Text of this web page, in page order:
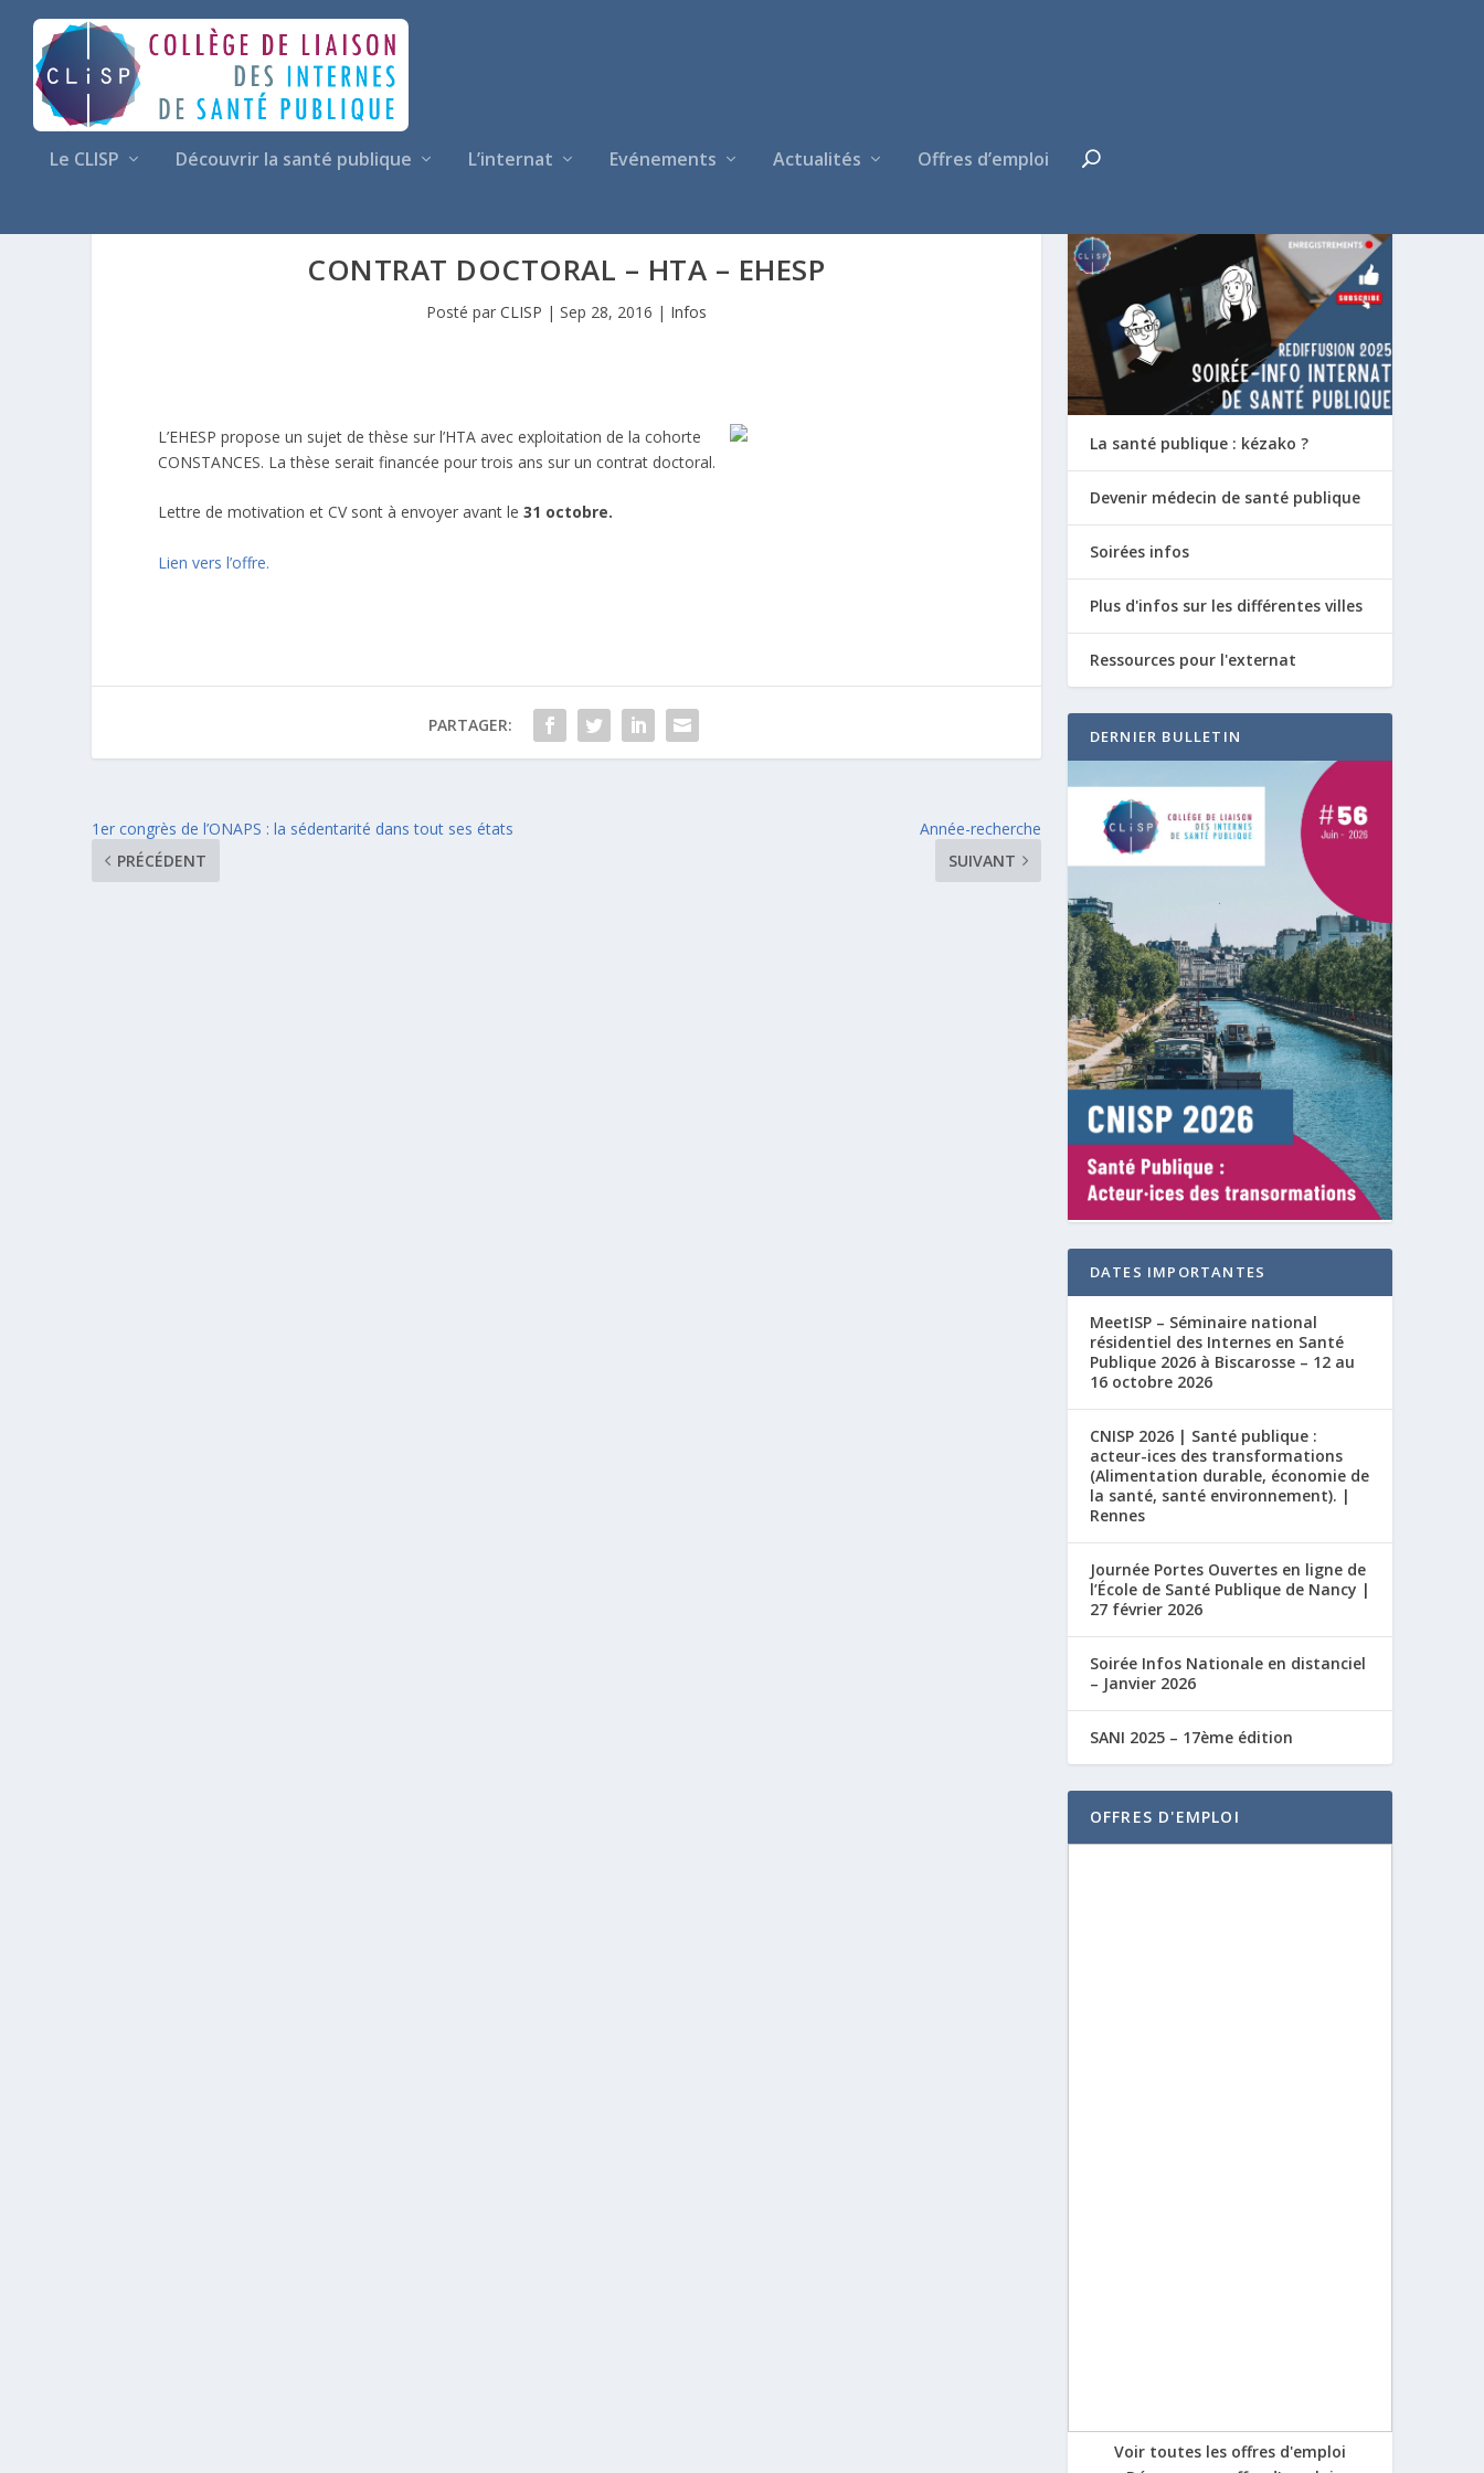
Le CLISP Découvrir la santé publique L’internat Evénements Actualités Offres d’emploi
CONTRAT DOCTORAL – HTA – EHESP
Posté par CLISP | Sep 28, 2016 | Infos
L’EHESP propose un sujet de thèse sur l’HTA avec exploitation de la cohorte
CONSTANCES. La thèse serait financée pour trois ans sur un contrat doctoral.
Lettre de motivation et CV sont à envoyer avant le 31 octobre.
Lien vers l’offre.
PARTAGER:
1er congrès de l’ONAPS : la sédentarité dans tout ses états
PRÉCÉDENT
Année-recherche
SUIVANT
La santé publique : kézako ?
Devenir médecin de santé publique
Soirées infos
Plus d'infos sur les différentes villes
Ressources pour l'externat
DERNIER BULLETIN
DATES IMPORTANTES
MeetISP – Séminaire national
résidentiel des Internes en Santé
Publique 2026 à Biscarosse – 12 au
16 octobre 2026
CNISP 2026 | Santé publique :
acteur-ices des transformations
(Alimentation durable, économie de
la santé, santé environnement). |
Rennes
Journée Portes Ouvertes en ligne de
l’École de Santé Publique de Nancy |
27 février 2026
Soirée Infos Nationale en distanciel
– Janvier 2026
SANI 2025 – 17ème édition
OFFRES D'EMPLOI
Voir toutes les offres d'emploi